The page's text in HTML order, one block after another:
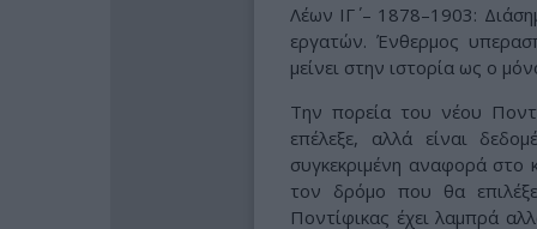
Λέων ΙΓ΄ – 1878–1903:
εργατών. Ένθερμος
μείνει στην ιστορία ως ο
Την πορεία του νέου
επέλεξε, αλλά είναι
συγκεκριμένη αναφορά στο
τον δρόμο που θα
Ποντίφικας έχει λαμπρά